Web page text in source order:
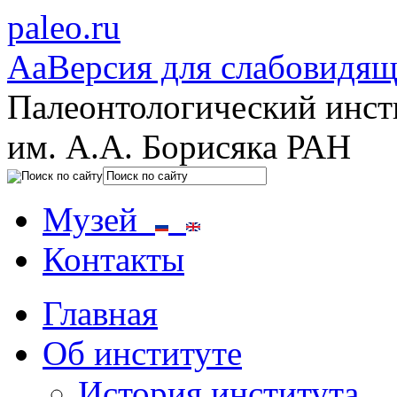
paleo.ru
AaВерсия для
Палеонтологический
им. А.А. Борисяка РАН
Музей
Контакты
Главная
Об институте